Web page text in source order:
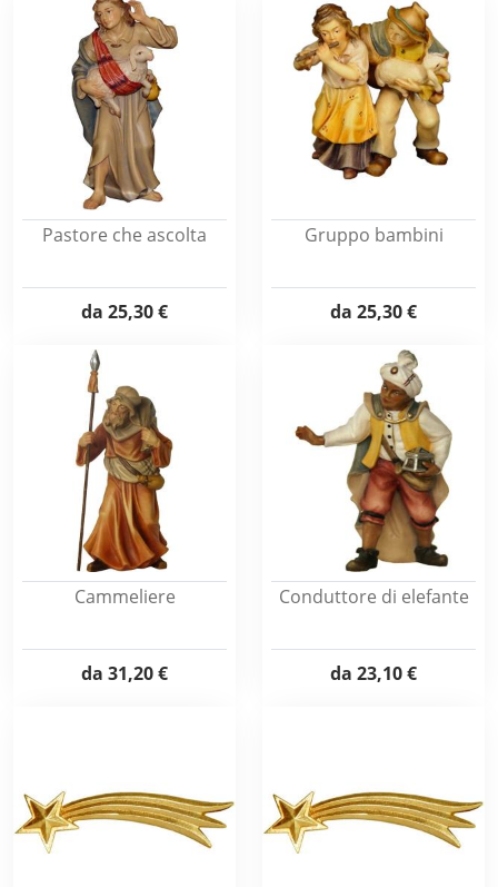
Pastore che ascolta
da 25,30 €
Gruppo bambini
da 25,30 €
Cammeliere
da 31,20 €
Conduttore di elefante
da 23,10 €